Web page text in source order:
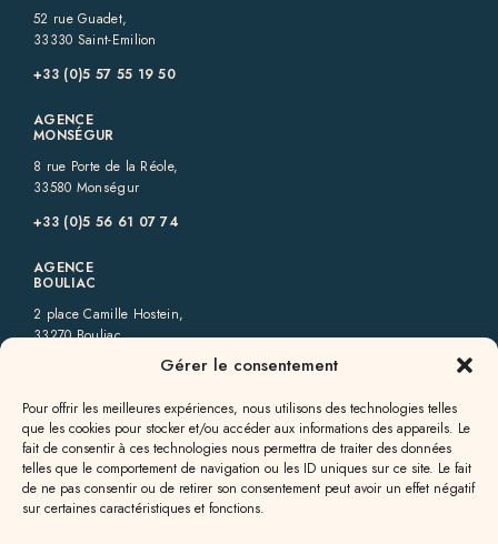
Gérer le consentement
Pour offrir les meilleures expériences, nous utilisons des technologies telles
que les cookies pour stocker et/ou accéder aux informations des appareils. Le
fait de consentir à ces technologies nous permettra de traiter des données
telles que le comportement de navigation ou les ID uniques sur ce site. Le fait
de ne pas consentir ou de retirer son consentement peut avoir un effet négatif
sur certaines caractéristiques et fonctions.
52 rue Guadet,
33330 Saint-Emilion
+33 (0)5 57 55 19 50‬
AGENCE
MONSÉGUR
8 rue Porte de la Réole,
33580 Monségur
+33 (0)5 56 61 07 74
AGENCE
BOULIAC
2 place Camille Hostein,
33270 Bouliac
+33 (0)5 57 80 73 40‬
AGENCE
GENSAC
6 rue des Allées,
33890 Gensac
+33 (0)5 57 56 09 82‬